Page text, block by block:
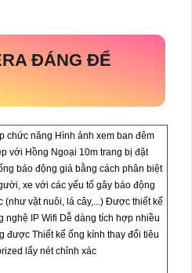
ĐÁNG ĐỂ
chức năng Hình ảnh xem ban đêm
với Hồng Ngoại 10m trang bị đặt
báo động giả bằng cách phân biệt
xe với các yếu tố gây báo động
(như vật nuôi, lá cây,...) Được thiết kế
nghệ IP Wifi Dễ dàng tích hợp nhiều
được Thiết kế ống kính thay đổi tiêu
lấy nét chỉnh xác